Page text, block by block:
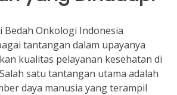
Bedah Onkologi Indonesia
tantangan dalam upayanya
kualitas pelayanan kesehatan di
satu tantangan utama adalah
daya manusia yang terampil